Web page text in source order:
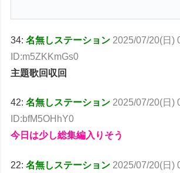
34:名無しステーション 2025/07/20(日)
ID:m5ZKKmGs0
主題歌回収回
42:名無しステーション 2025/07/20(日)
ID:bfM5OHhY0
今日は少し総集編入りそう
22:名無しステーション 2025/07/20(日)